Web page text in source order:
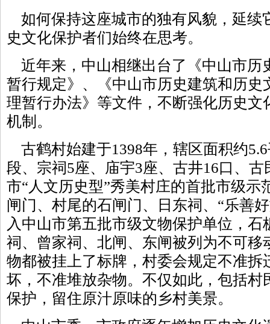
如何保持这座城市的独有风貌，延续
史文化保护者们始终在思考。
近年来，中山相继出台了《中山市历
暂行规定》、《中山市历史建筑和历史
理暂行办法》等文件，不断强化历史文
机制。
古鹤村始建于1398年，辖区面积约
段、宗祠5座、庙宇3座、古井16口、
市“人文历史型”秀美村庄的首批市级示
闸门、村尾的石闸门、日东祠、“乐善
入中山市第五批市级文物保护单位，
祠、曾家祠、北闸、东闸被列为不可移
物都被挂上了标牌，村委会规定不准拆
坏，不准堆放杂物。不仅如此，包括村
保护，留住原汁原味的乡村美景。